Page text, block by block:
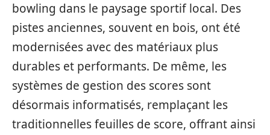
bowling dans le paysage sportif local. Des
pistes anciennes, souvent en bois, ont été
modernisées avec des matériaux plus
durables et performants. De même, les
systèmes de gestion des scores sont
désormais informatisés, remplaçant les
traditionnelles feuilles de score, offrant ainsi